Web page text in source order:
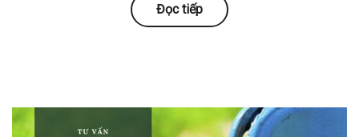
Đọc tiếp